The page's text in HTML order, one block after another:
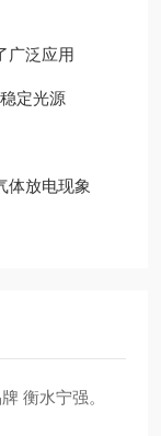
广泛应用
定光源
体放电现象
衡水宁强。